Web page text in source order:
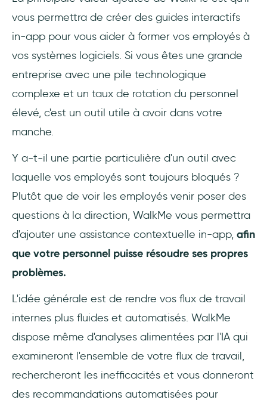
vous permettra de créer des guides interactifs
in-app pour vous aider à former vos employés à
vos systèmes logiciels. Si vous êtes une grande
entreprise avec une pile technologique
complexe et un taux de rotation du personnel
élevé, c'est un outil utile à avoir dans votre
manche.
Y a-t-il une partie particulière d'un outil avec
laquelle vos employés sont toujours bloqués ?
Plutôt que de voir les employés venir poser des
questions à la direction, WalkMe vous permettra
d'ajouter une assistance contextuelle in-app, afin
que votre personnel puisse résoudre ses propres
problèmes.
L'idée générale est de rendre vos flux de travail
internes plus fluides et automatisés. WalkMe
dispose même d'analyses alimentées par l'IA qui
examineront l'ensemble de votre flux de travail,
rechercheront les inefficacités et vous donneront
des recommandations automatisées pour